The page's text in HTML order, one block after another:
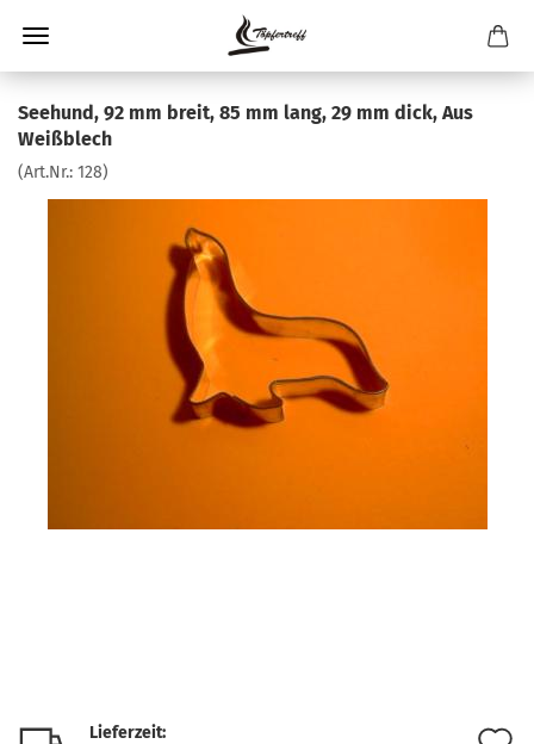
Seehund, 92 mm breit, 85 mm lang, 29 mm dick, Aus
Weißblech
(Art.Nr.: 128)
Lieferzeit: